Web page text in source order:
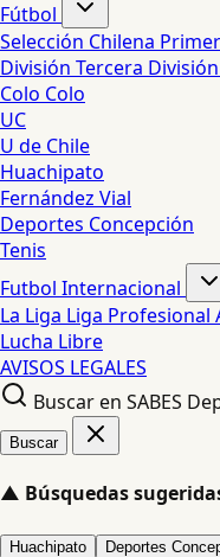
Fútbol
Selección Chilena
División Tercera División
Colo Colo
UC
U de Chile
Huachipato
Fernández Vial
Deportes Concepción
Tenis
Futbol Internacional
La Liga Liga Profesional
Lucha Libre
AVISOS LEGALES
Buscar en SABES
Buscar
▲ Búsquedas
Huachipato Deportes